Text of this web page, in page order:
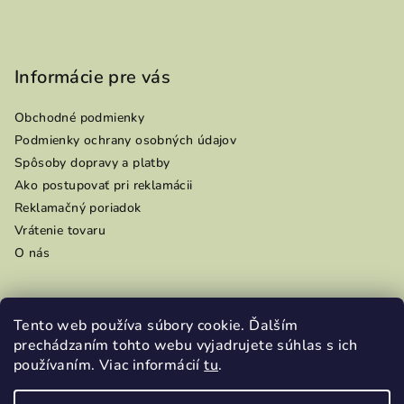
Tento web používa súbory cookie. Ďalším
prechádzaním tohto webu vyjadrujete súhlas s ich
používaním. Viac informáciítu.
Informácie pre vás
Obchodné podmienky
Podmienky ochrany osobných údajov
Spôsoby dopravy a platby
Ako postupovať pri reklamácii
Reklamačný poriadok
Vrátenie tovaru
O nás
Prijímame online platby